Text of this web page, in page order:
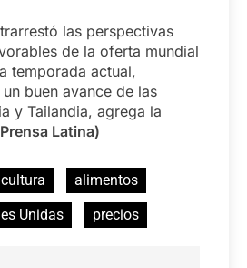
las perspectivas
de la oferta mundial
temporada actual,
buen avance de las
y Tailandia, agrega la
Latina)
alimentos
Unidas precios